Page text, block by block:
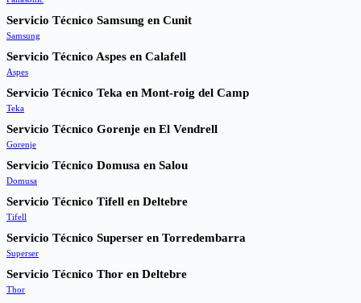
Servicio Técnico Samsung en Cunit
Samsung
Servicio Técnico Aspes en Calafell
Aspes
Servicio Técnico Teka en Mont-roig del Camp
Teka
Servicio Técnico Gorenje en El Vendrell
Gorenje
Servicio Técnico Domusa en Salou
Domusa
Servicio Técnico Tifell en Deltebre
Tifell
Servicio Técnico Superser en Torredembarra
Superser
Servicio Técnico Thor en Deltebre
Thor